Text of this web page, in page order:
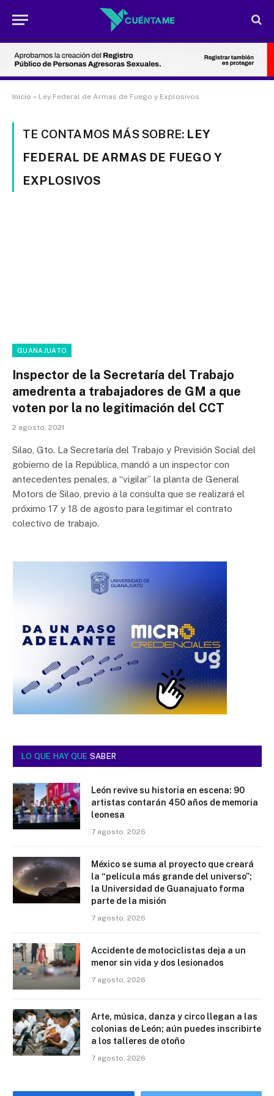
Inicio » Ley Federal de Armas de Fuego y Explosivos
TE CONTAMOS MÁS SOBRE: LEY
FEDERAL DE ARMAS DE FUEGO Y
EXPLOSIVOS
GUANAJUATO
Inspector de la Secretaría del Trabajo
amedrenta a trabajadores de GM a que
voten por la no legitimación del CCT
2 agosto, 2021
Silao, Gto. La Secretaría del Trabajo y Previsión Social del
gobierno de la República, mandó a un inspector con
antecedentes penales, a “vigilar” la planta de General
Motors de Silao, previo a la consulta que se realizará el
próximo 17 y 18 de agosto para legitimar el contrato
colectivo de trabajo.
LO QUE HAY QUE SABER
León revive su historia en escena: 90
artistas contarán 450 años de memoria
leonesa
7 agosto, 2026
México se suma al proyecto que creará
la “película más grande del universo”;
la Universidad de Guanajuato forma
parte de la misión
7 agosto, 2026
Accidente de motociclistas deja a un
menor sin vida y dos lesionados
7 agosto, 2026
Arte, música, danza y circo llegan a las
colonias de León; aún puedes inscribirte
a los talleres de otoño
7 agosto, 2026